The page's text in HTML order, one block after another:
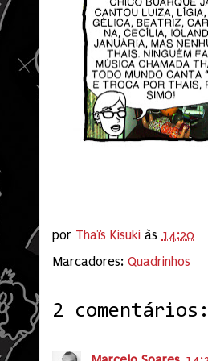
por Thaïs Kisuki às 14:20
Marcadores: Quadrinhos
2